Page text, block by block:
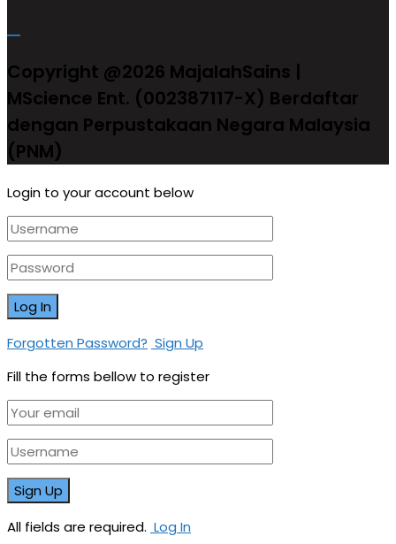
Copyright @2026 MajalahSains |
MScience Ent. (002387117-X) Berdaftar
dengan Perpustakaan Negara Malaysia
(PNM)
Login to your account below
Forgotten Password? Sign Up
Fill the forms bellow to register
All fields are required. Log In